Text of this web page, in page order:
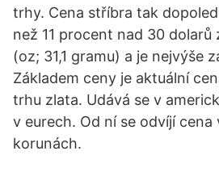
trhy. Cena stříbra tak
než 11 procent nad 30 dolarů
(oz; 31,1 gramu) a je nejvýše
Základem ceny je aktuální
trhu zlata. Udává se v
v eurech. Od ní se odvíjí cena
korunách.